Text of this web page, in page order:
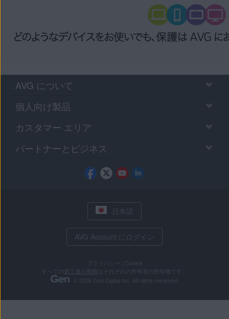
AVG について
個人向け製品
カスタマー エリア
パートナーとビジネス
日本語
AVG Account にログイン
プライバシー
Cookie
第三者の商標
はそれぞれの所有者の所有物です。
© 2026 Gen Digital Inc. All rights reserved.